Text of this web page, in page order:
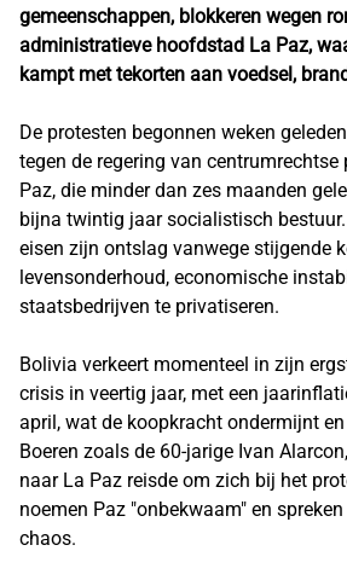
gemeenschappen, blokkeren wegen
administratieve hoofdstad La Paz,
kampt met tekorten aan voedsel,
De protesten begonnen weken
tegen de regering van centrumrechtse
Paz, die minder dan zes maanden
bijna twintig jaar socialistisch
eisen zijn ontslag vanwege stijgende
levensonderhoud, economische
staatsbedrijven te privatiseren.
Bolivia verkeert momenteel in zijn
crisis in veertig jaar, met een
april, wat de koopkracht ondermijnt
Boeren zoals de 60-jarige Ivan
naar La Paz reisde om zich bij het
noemen Paz "onbekwaam" en
chaos.